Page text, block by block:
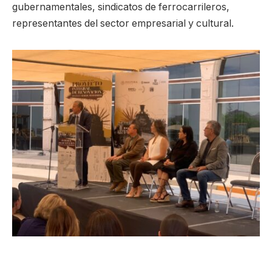
gubernamentales, sindicatos de ferrocarrileros,
representantes del sector empresarial y cultural.